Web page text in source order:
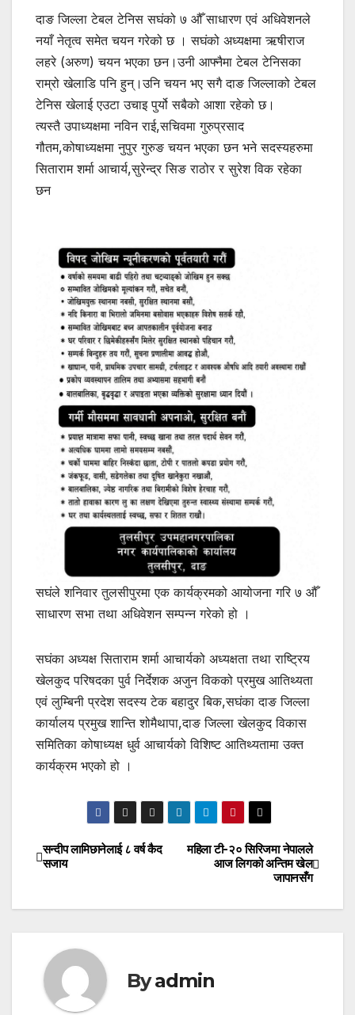
दाङ जिल्ला टेबल टेनिस सघंको ७ औँ साधारण एवं अधिवेशनले
नयाँ नेतृत्व समेत चयन गरेको छ । सघंको अध्यक्षमा ऋषीराज
लहरे (अरुण) चयन भएका छन।उनी आफ्नैमा टेबल टेनिसका
राम्रो खेलाडि पनि हुन्।उनि चयन भए सगै दाङ जिल्लाको टेबल
टेनिस खेलाई एउटा उचाइ पुर्यो सबैको आशा रहेको छ।
त्यस्तै उपाध्यक्षमा नविन राई,सचिवमा गुरुप्रसाद
गौतम,कोषाध्यक्षमा नुपुर गुरुङ चयन भएका छन भने सदस्यहरुमा
सिताराम शर्मा आचार्य,सुरेन्द्र सिङ राठोर र सुरेश विक रहेका
छन
सघंले शनिवार तुलसीपुरमा एक कार्यक्रमको आयोजना गरि ७ औँ
साधारण सभा तथा अधिवेशन सम्पन्न गरेको हो ।
सघंका अध्यक्ष सिताराम शर्मा आचार्यको अध्यक्षता तथा राष्ट्रिय
खेलकुद परिषदका पुर्व निर्देशक अजुन विकको प्रमुख आतिथ्यता
एवं लुम्बिनी प्रदेश सदस्य टेक बहादुर बिक,सघंका दाङ जिल्ला
कार्यालय प्रमुख शान्ति शोमैथापा,दाङ जिल्ला खेलकुद विकास
समितिका कोषाध्यक्ष धुर्व आचार्यको विशिष्ट आतिथ्यतामा उक्त
कार्यक्रम भएको हो ।
Post
महिला टी-२० सिरिजमा नेपालले
आज लिगको अन्तिम खेल
जापानसँग
सन्दीप लामिछानेलाई ८ वर्ष कैद
सजाय
Byadmin